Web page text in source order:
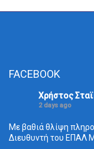
FACEBOOK
Χρήστος
2 days ago
Με βαθιά θλίψη
Διευθυντή του ΕΠΑΛ